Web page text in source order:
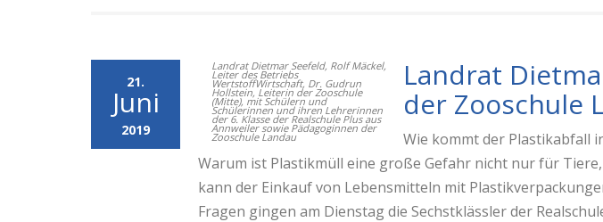
21.
Juni
2019
Landrat Dietmar Seefeld, Rolf Mäckel,
Leiter des Betriebs
WertstoffWirtschaft, Dr. Gudrun
Hollstein, Leiterin der Zooschule
(Mitte), mit Schülern und
Schülerinnen und ihren Lehrerinnen
der 6. Klasse der Realschule Plus aus
Annweiler sowie Pädagoginnen der
Zooschule Landau
Landrat
der Zooschule
Wie kommt der Plastikabfall
Warum ist Plastikmüll eine große Gefahr nicht nur für
kann der Einkauf von Lebensmitteln mit
Fragen gingen am Dienstag die Sechstklässler der